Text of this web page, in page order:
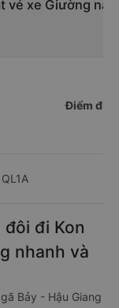
vé xe Giường
Điểm đi
QL1A
đi Kon
nhanh và
Bảy - Hậu Giang